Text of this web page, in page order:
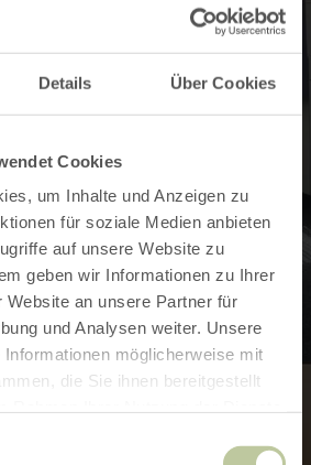
Details Über Cookies
Cookies
um Inhalte und Anzeigen zu
für soziale Medien anbieten
auf unsere Website zu
geben wir Informationen zu Ihrer
Website an unsere Partner für
und Analysen weiter. Unsere
möglicherweise mit
die Sie ihnen bereitgestellt